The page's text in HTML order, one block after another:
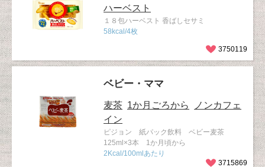
ハーベスト
１８包ハーベスト 香ばしセサミ
58kcal/4枚
3750119
ベビー・ママ
麦茶 1か月ごろから
ノンカフェ
イン
ピジョン 紙パック飲料 ベビー麦茶
125ml×3本 1か月頃から
2Kcal/100mlあたり
3715869